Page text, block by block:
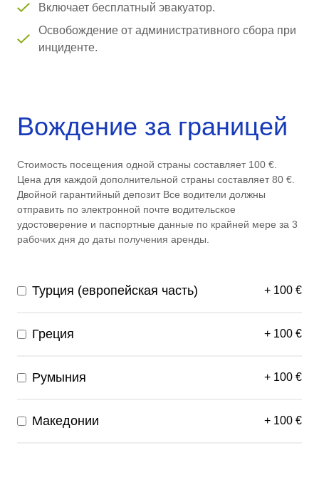
Включает бесплатный эвакуатор.
Освобождение от административного сбора при
инциденте.
Вождение за границей
Стоимость посещения одной страны составляет 100 €.
Цена для каждой дополнительной страны составляет 80 €.
Двойной гарантийный депозит Все водители должны
отправить по электронной почте водительское
удостоверение и паспортные данные по крайней мере за 3
рабочих дня до даты получения аренды.
Турция (европейская часть) + 100 €
Греция + 100 €
Румыния + 100 €
Македонии + 100 €